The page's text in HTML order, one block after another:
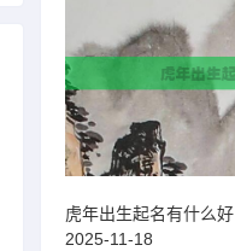
虎年出生起名有什么好
2025-11-18